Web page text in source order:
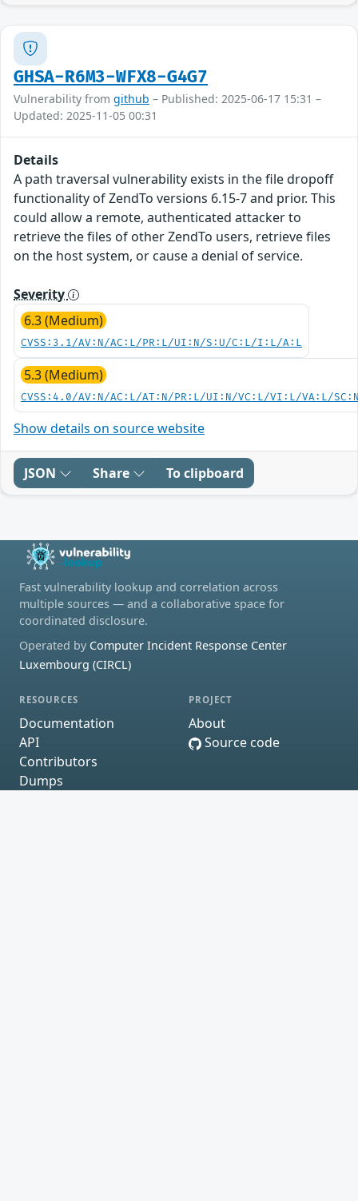
GHSA-R6M3-WFX8-G4G7
Vulnerability from github – Published: 2025-06-17 15:31 –
Updated: 2025-11-05 00:31
Details
A path traversal vulnerability exists in the file dropoff
functionality of ZendTo versions 6.15-7 and prior. This
could allow a remote, authenticated attacker to
retrieve the files of other ZendTo users, retrieve files
on the host system, or cause a denial of service.
Severity
6.3 (Medium)
CVSS:3.1/AV:N/AC:L/PR:L/UI:N/S:U/C:L/I:L/A:L
5.3 (Medium)
CVSS:4.0/AV:N/AC:L/AT:N/PR:L/UI:N/VC:L/VI:L/VA:L/
Show details on source website
JSON Share To clipboard
Fast vulnerability lookup and correlation across
multiple sources — and a collaborative space for
coordinated disclosure.
Operated by Computer Incident Response Center
Luxembourg (CIRCL)
RESOURCES
Documentation
API
Contributors
Dumps
PROJECT
About
Source code